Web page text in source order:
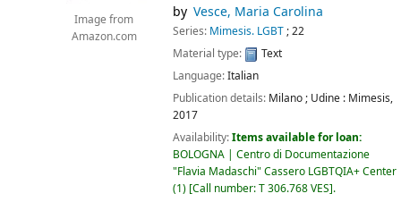
Image from
Amazon.com
by Vesce, Maria Carolina
Series: Mimesis. LGBT; 22
Material type:
Text
Language:Italian
Publication details: Milano ; Udine : Mimesis,
2017
Availability:Items available for loan:
BOLOGNA | Centro di Documentazione
"Flavia Madaschi" Cassero LGBTQIA+ Center
(1) Call number:T 306.768 VES .